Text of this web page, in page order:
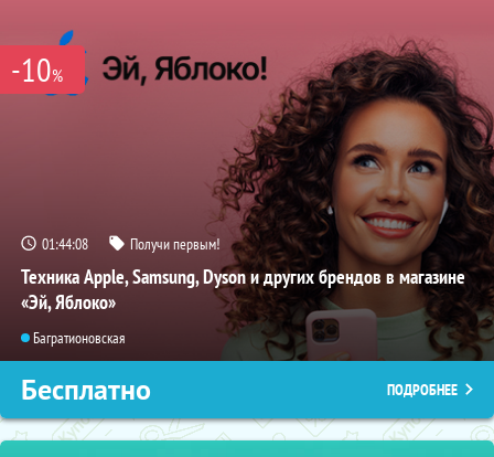
-10%
01:44:07 Получи первым!
Техника Apple, Samsung, Dyson и других брендов в магазине
«Эй, Яблоко»
Багратионовская
Бесплатно ПОДРОБНЕЕ